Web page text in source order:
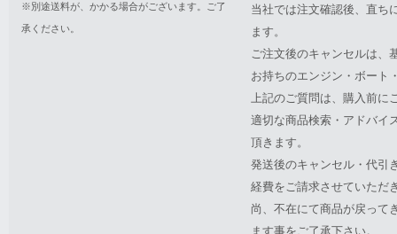
※別途送料が、かかる場合がございます。ご了
承ください。
当社では注文確認後、直ち
ます。
ご注文後のキャンセルは、
お持ちのエンジン・ボート
上記のご質問は、購入前に
適切な商品検索・アドバイ
頂きます。
発送後のキャンセル・代引
経費をご請求させていただ
尚、不在にて商品が戻って
ます事をご了承下さい。